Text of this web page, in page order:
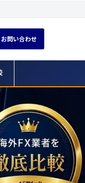
お問い合わせ